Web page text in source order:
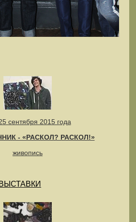
сентября 2015 года
- «РАСКОЛ? РАСКОЛ!»
живопись